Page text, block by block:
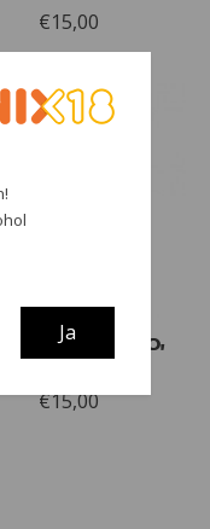
€15,00
Trentino,
Italië
€15,00
Ja